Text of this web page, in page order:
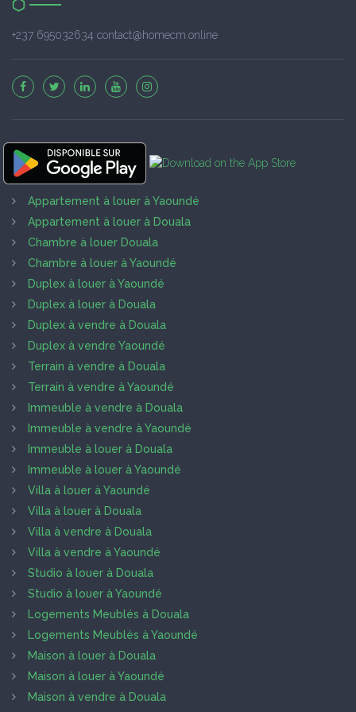
+237 695032634 contact@homecm.online
Appartement à louer à Yaoundé
Appartement à louer à Douala
Chambre à louer Douala
Chambre à louer à Yaoundé
Duplex à louer à Yaoundé
Duplex à louer à Douala
Duplex à vendre à Douala
Duplex à vendre Yaoundé
Terrain à vendre à Douala
Terrain à vendre à Yaoundé
Immeuble à vendre à Douala
Immeuble à vendre à Yaoundé
Immeuble à louer à Douala
Immeuble à louer à Yaoundé
Villa à louer à Yaoundé
Villa à louer à Douala
Villa à vendre à Douala
Villa à vendre à Yaoundé
Studio à louer à Douala
Studio à louer à Yaoundé
Logements Meublés à Douala
Logements Meublés à Yaoundé
Maison à louer à Douala
Maison à louer à Yaoundé
Maison à vendre à Douala